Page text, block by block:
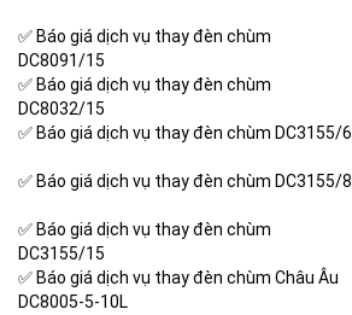
✅ Báo giá dịch vụ thay đèn chùm
DC8091/15
✅ Báo giá dịch vụ thay đèn chùm
DC8032/15
✅ Báo giá dịch vụ thay đèn chùm DC3155/6
✅ Báo giá dịch vụ thay đèn chùm DC3155/8
✅ Báo giá dịch vụ thay đèn chùm
DC3155/15
✅ Báo giá dịch vụ thay đèn chùm Châu Âu
DC8005-5-10L